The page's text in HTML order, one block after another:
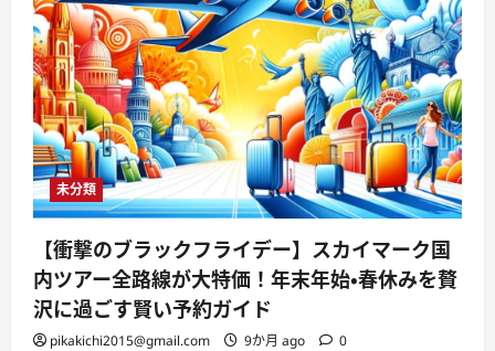
未分類
【衝撃のブラックフライデー】スカイマーク国
内ツアー全路線が大特価！年末年始・春休みを贅
沢に過ごす賢い予約ガイド
pikakichi2015@gmail.com 9か月 ago 0